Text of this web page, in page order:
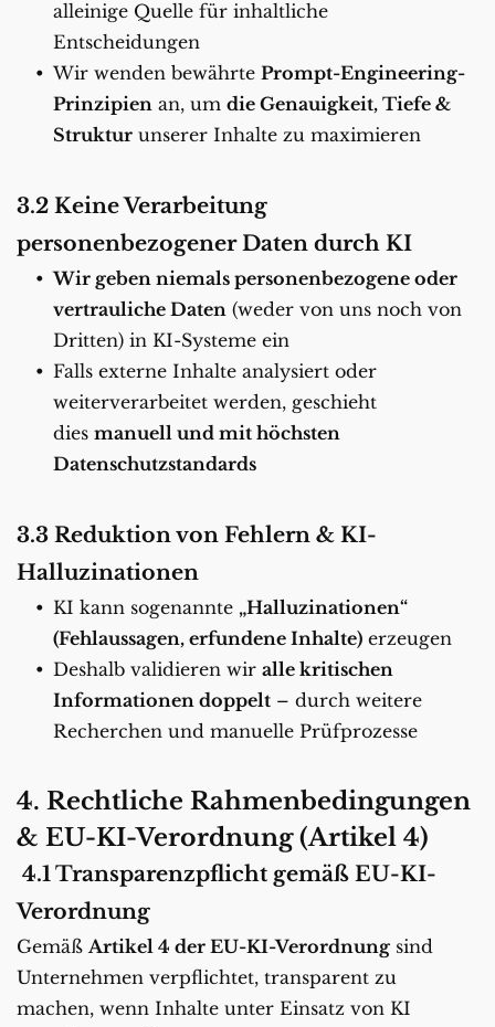
alleinige Quelle für inhaltliche
Entscheidungen
Wir wenden bewährte Prompt-Engineering-
Prinzipien an, um die Genauigkeit, Tiefe &
Struktur unserer Inhalte zu maximieren
3.2 Keine Verarbeitung
personenbezogener Daten durch KI
Wir geben niemals personenbezogene oder
vertrauliche Daten (weder von uns noch von
Dritten) in KI-Systeme ein
Falls externe Inhalte analysiert oder
weiterverarbeitet werden, geschieht
dies manuell und mit höchsten
Datenschutzstandards
3.3 Reduktion von Fehlern & KI-
Halluzinationen
KI kann sogenannte „Halluzinationen“
(Fehlaussagen, erfundene Inhalte) erzeugen
Deshalb validieren wir alle kritischen
Informationen doppelt – durch weitere
Recherchen und manuelle Prüfprozesse
4. Rechtliche Rahmenbedingungen
& EU-KI-Verordnung (Artikel 4)
Verordnung
Gemäß Artikel 4 der EU-KI-Verordnung sind
Unternehmen verpflichtet, transparent zu
machen, wenn Inhalte unter Einsatz von KI